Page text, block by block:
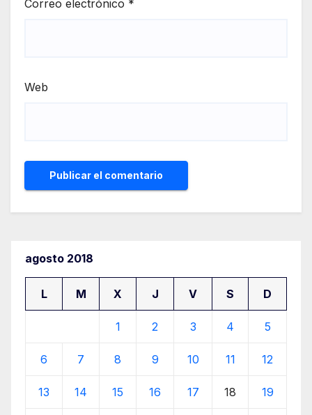
Correo electrónico *
Web
agosto 2018
L M X J V S D
1 2 3 4 5
6 7 8 9 10 11 12
13 14 15 16 17 18 19